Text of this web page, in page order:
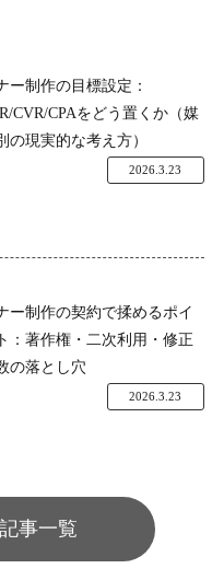
ー制作の目標設定：
CVR/CPAをどう置くか（媒
の現実的な考え方）
2026.3.23
ー制作の契約で揉めるポイ
：著作権・二次利用・修正
の落とし穴
2026.3.23
事一覧